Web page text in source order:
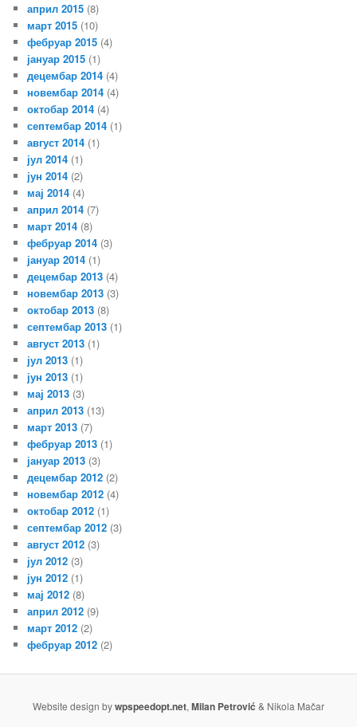
април 2015 (8)
март 2015 (10)
фебруар 2015 (4)
јануар 2015 (1)
децембар 2014 (4)
новембар 2014 (4)
октобар 2014 (4)
септембар 2014 (1)
август 2014 (1)
јул 2014 (1)
јун 2014 (2)
мај 2014 (4)
април 2014 (7)
март 2014 (8)
фебруар 2014 (3)
јануар 2014 (1)
децембар 2013 (4)
новембар 2013 (3)
октобар 2013 (8)
септембар 2013 (1)
август 2013 (1)
јул 2013 (1)
јун 2013 (1)
мај 2013 (3)
април 2013 (13)
март 2013 (7)
фебруар 2013 (1)
јануар 2013 (3)
децембар 2012 (2)
новембар 2012 (4)
октобар 2012 (1)
септембар 2012 (3)
август 2012 (3)
јул 2012 (3)
јун 2012 (1)
мај 2012 (8)
април 2012 (9)
март 2012 (2)
фебруар 2012 (2)
Website design bywpspeedopt.net, Milan Petrović & Nikola Mačar